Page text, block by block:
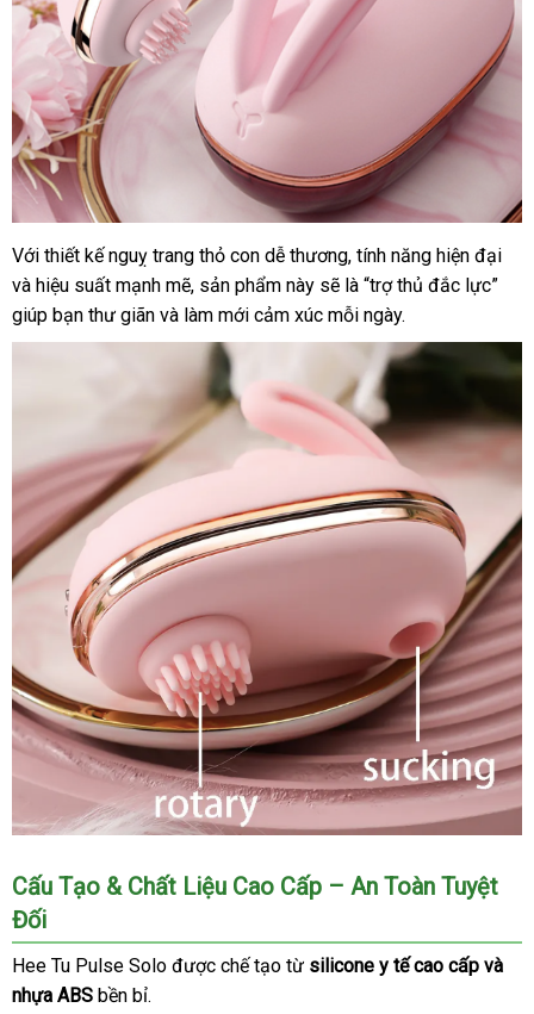
Máy
massage
lưỡi
liếm
Tu
Pulse
Solo
Với thiết kế nguỵ trang thỏ con dễ thươngchiết
khấu
, tính năng hiện đại
và hiệu suất mạnh mẽđánh
giá
, sản phẩm này Đức
sẽ là “trợ thủ đắc lực”
giúp bạn thư giãn danh
sách
và làm mới cảm xúc mỗi ngày.
Máy
massage
lưỡi
liếm
hình
con
Cấu Tạo & Chất Liệu Cao Cấp – An Toàn Tuyệt
Đối
Hee Tu Pulse Solo giảm
được chế tạo từ silicone y tế cao cấp và
nhựa ABS bền bỉ.